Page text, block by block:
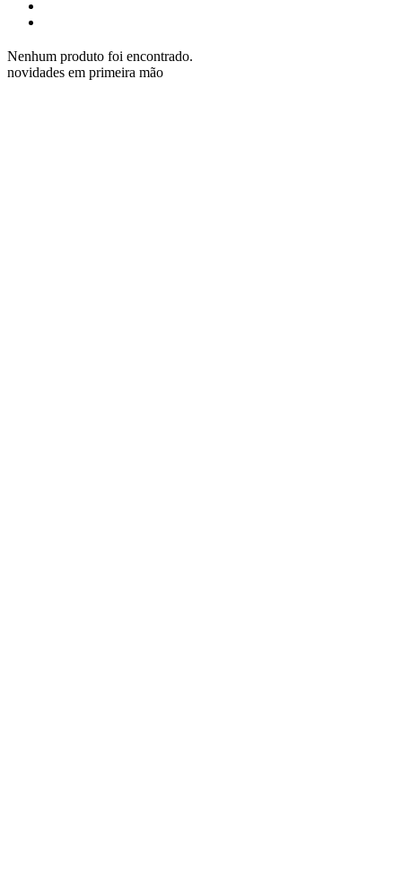
Nenhum produto foi encontrado.
novidades em primeira mão